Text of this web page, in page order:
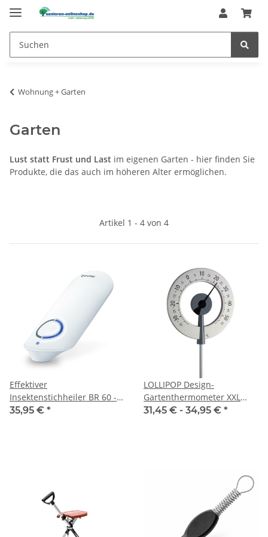
Wohnung + Garten
Garten
Lust statt Frust und Last im eigenen Garten - hier finden Sie
Produkte, die das auch im höheren Alter ermöglichen.
Artikel 1 - 4 von 4
Effektiver
Insektenstichheiler BR 60 -
Chemiefreie Behandlung
35,95 € *
LOLLIPOP Design-
Gartenthermometer XXL
Outdoor-Thermometer
31,45 € - 34,95 € *